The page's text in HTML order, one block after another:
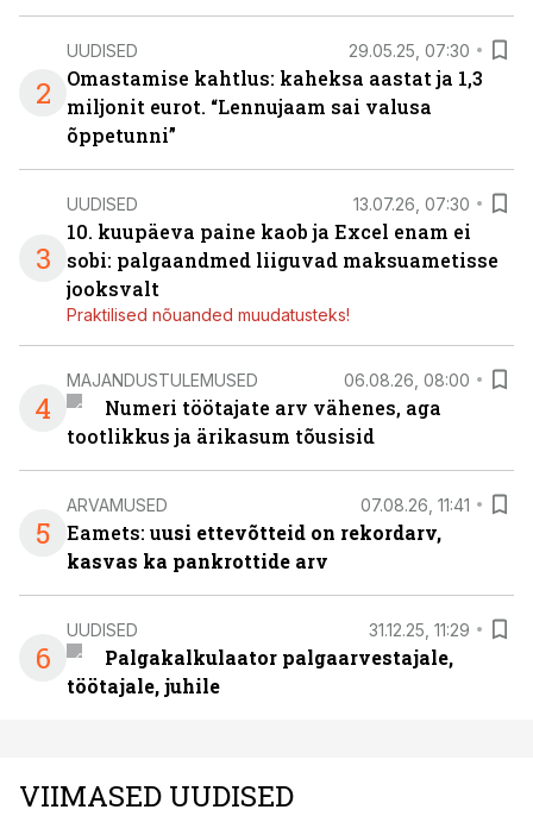
2
UUDISED 29.05.25, 07:30
Omastamise kahtlus: kaheksa aastat ja 1,3
miljonit eurot. “Lennujaam sai valusa
õppetunni”
3
UUDISED 13.07.26, 07:30
10. kuupäeva paine kaob ja Excel enam ei
sobi: palgaandmed liiguvad maksuametisse
jooksvalt
Praktilised nõuanded muudatusteks!
4
MAJANDUSTULEMUSED 06.08.26, 08:00
Numeri töötajate arv vähenes, aga
tootlikkus ja ärikasum tõusisid
5
ARVAMUSED 07.08.26, 11:41
Eamets: uusi ettevõtteid on rekordarv,
kasvas ka pankrottide arv
6
UUDISED 31.12.25, 11:29
Palgakalkulaator palgaarvestajale,
töötajale, juhile
VIIMASED UUDISED